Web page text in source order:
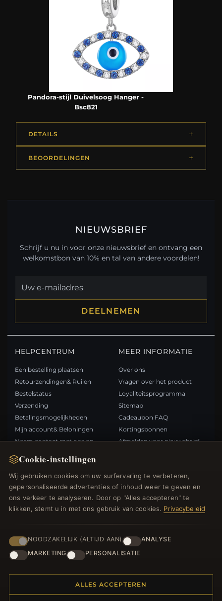
Cookie-instellingen
Wij gebruiken cookies om uw surfervaring te verbeteren,
gepersonaliseerde advertenties of inhoud weer te geven en
ons verkeer te analyseren. Door op "Alles accepteren" te
klikken, stemt u in met ons gebruik van cookies. Privacybeleid
NOODZAKELIJK (ALTIJD AAN)
ANALYSE
MARKETING
PERSONALISATIE
ALLES ACCEPTEREN
Pandora-stijl Duivelsoog Hanger -
Bsc821
DETAILS
BEOORDELINGEN
NIEUWSBRIEF
Schrijf u nu in voor onze nieuwsbrief en ontvang een
welkomstbon van 10% en tal van andere voordelen!
DEELNEMEN
HELPCENTRUM
Een bestelling plaatsen
Retourzendingen& Ruilen
Bestelstatus
Verzending
Betalingsmogelijkheden
Mijn account& Beloningen
Neem contact met ons op
MEER INFORMATIE
Over ons
Vragen over het product
Loyaliteitsprogramma
Sitemap
Cadeaubon FAQ
Kortingsbonnen
Afmelden voor nieuwsbrief
Nieuwe producten
Specials
Blog
Beoordelingen
Inloggen
BETAALMETHODEN